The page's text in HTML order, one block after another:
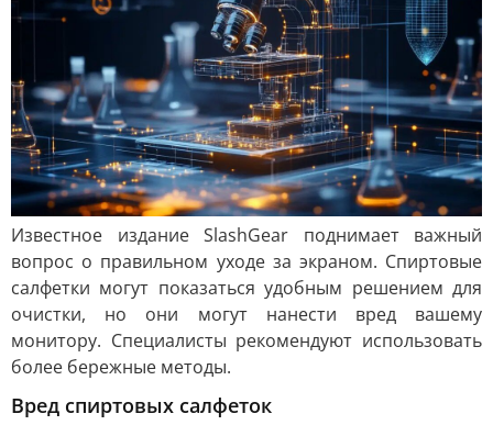
Известное издание SlashGear поднимает важный
вопрос о правильном уходе за экраном. Спиртовые
салфетки могут показаться удобным решением для
очистки, но они могут нанести вред вашему
монитору. Специалисты рекомендуют использовать
более бережные методы.
Вред спиртовых салфеток